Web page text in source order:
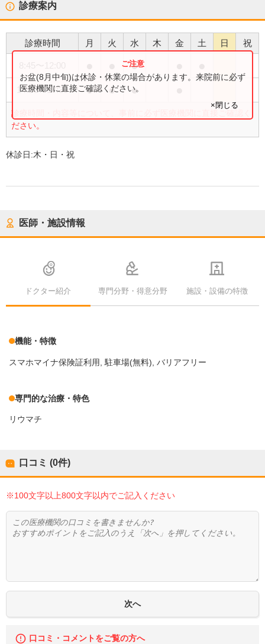
診療案内
診療時間 月 火 水 木 金 土 日 祝
●
14:30〜17:30 ● ● ●
診療時間・内容等について、事前に必ず医療機関に直接ご確認く
ださい。
お盆(8月中旬)は休診・休業の場合があります。来院前に必ず
医療機関に直接ご確認ください。
×閉じる
休診日:木・日・祝
医師・施設情報
ドクター紹介 専門分野・得意分野 施設・設備の特徴
機能・特徴
スマホマイナ保険証利用 駐車場(無料) バリアフリー
専門的な治療・特色
リウマチ
口コミ (0件)
※100文字以上800文字以内でご記入ください
口コミ・コメントをご覧の方へ